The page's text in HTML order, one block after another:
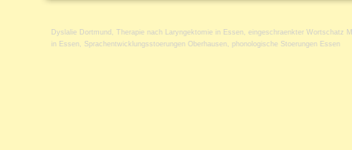
Dyslalie Dortmund Therapie nach Laryngektomie in Essen
eingeschraenkter Wortschatz
in Essen
Sprachentwicklungsstoerungen Oberhausen phonologische Stoerungen Essen